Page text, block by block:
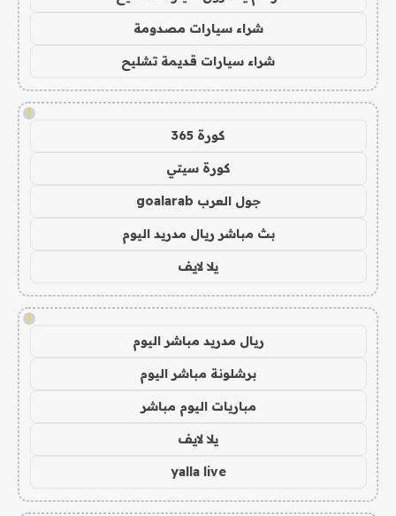
شراء سيارات مصدومة
شراء سيارات قديمة تشليح
!
كورة 365
كورة سيتي
جول العرب goalarab
بث مباشر ريال مدريد اليوم
يلا لايف
!
ريال مدريد مباشر اليوم
برشلونة مباشر اليوم
مباريات اليوم مباشر
يلا لايف
yalla live